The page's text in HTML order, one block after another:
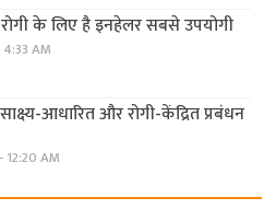
के लिए है इनहेलर सबसे उपयोगी
AM
आधारित और रोगी-केंद्रित प्रबंधन
AM